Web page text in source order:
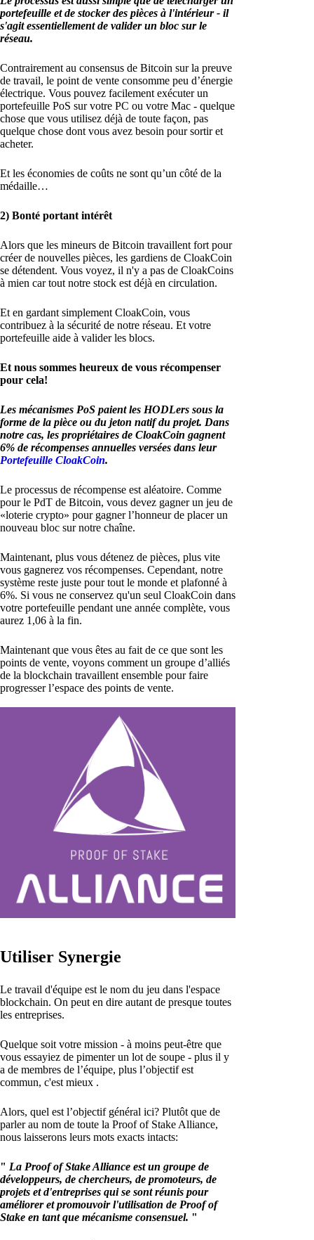
portefeuille et de stocker des pièces à l'intérieur - il
s'agit essentiellement de valider un bloc sur le
réseau.
Contrairement au consensus de Bitcoin sur la preuve
de travail, le point de vente consomme peu d’énergie
électrique. Vous pouvez facilement exécuter un
portefeuille PoS sur votre PC ou votre Mac - quelque
chose que vous utilisez déjà de toute façon, pas
quelque chose dont vous avez besoin pour sortir et
acheter.
Et les économies de coûts ne sont qu’un côté de la
médaille…
2) Bonté portant intérêt
Alors que les mineurs de Bitcoin travaillent fort pour
créer de nouvelles pièces, les gardiens de CloakCoin
se détendent. Vous voyez, il n'y a pas de CloakCoins
à mien car tout notre stock est déjà en circulation.
Et en gardant simplement CloakCoin, vous
contribuez à la sécurité de notre réseau. Et votre
portefeuille aide à valider les blocs.
Et nous sommes heureux de vous récompenser
pour cela!
Les mécanismes PoS paient les HODLers sous la
forme de la pièce ou du jeton natif du projet. Dans
notre cas, les propriétaires de CloakCoin gagnent
6% de récompenses annuelles versées dans leur
Portefeuille CloakCoin.
Le processus de récompense est aléatoire. Comme
pour le PdT de Bitcoin, vous devez gagner un jeu de
«loterie crypto» pour gagner l’honneur de placer un
nouveau bloc sur notre chaîne.
Maintenant, plus vous détenez de pièces, plus vite
vous gagnerez vos récompenses. Cependant, notre
système reste juste pour tout le monde et plafonné à
6%. Si vous ne conservez qu'un seul CloakCoin dans
votre portefeuille pendant une année complète, vous
aurez 1,06 à la fin.
Maintenant que vous êtes au fait de ce que sont les
points de vente, voyons comment un groupe d’alliés
de la blockchain travaillent ensemble pour faire
progresser l’espace des points de vente.
Utiliser Synergie
Le travail d'équipe est le nom du jeu dans l'espace
blockchain. On peut en dire autant de presque toutes
les entreprises.
Quelque soit votre mission - à moins peut-être que
vous essayiez de pimenter un lot de soupe - plus il y
a de membres de l’équipe, plus l’objectif est
commun, c'est mieux .
Alors, quel est l’objectif général ici? Plutôt que de
parler au nom de toute la Proof of Stake Alliance,
nous laisserons leurs mots exacts intacts:
" La Proof of Stake Alliance est un groupe de
développeurs, de chercheurs, de promoteurs, de
projets et d'entreprises qui se sont réunis pour
améliorer et promouvoir l'utilisation de Proof of
Stake en tant que mécanisme consensuel. "